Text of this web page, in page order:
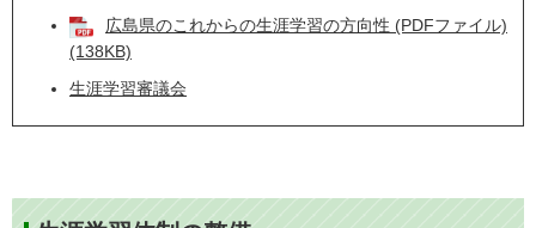
広島県のこれからの生涯学習の方向性 (PDFファイル)
(138KB)
生涯学習審議会